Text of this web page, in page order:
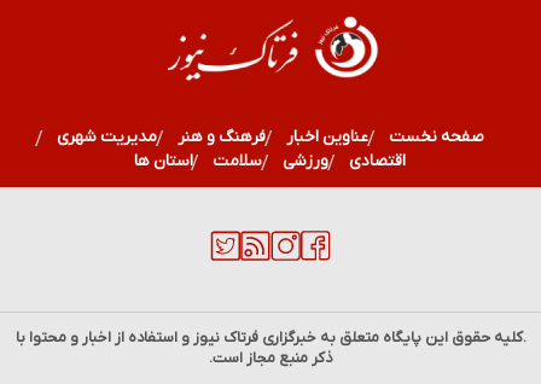
صفحه نخست عناوین اخبار فرهنگ و هنر
مدیریت شهری
اقتصادی
ورزشی سلامت استان ها
.کلیه حقوق این پایگاه متعلق به خبرگزاریفرتاک نیوز و استفاده از اخبار و محتوا با
ذکر منبع مجاز است.